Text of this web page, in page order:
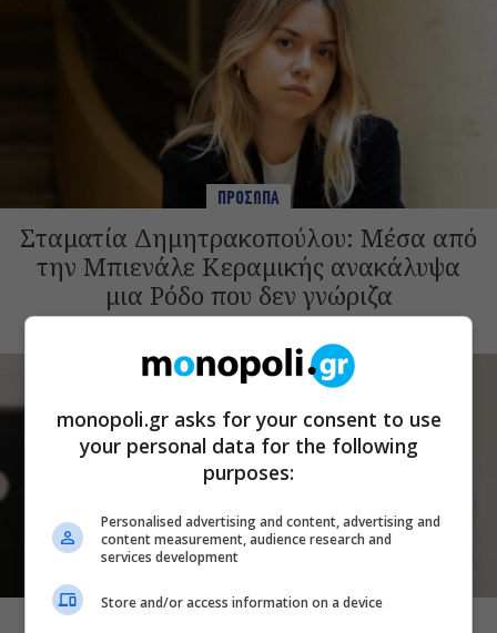
ΠΡΟΣΩΠΑ
Σταματία Δημητρακοπούλου: Μέσα από
την Μπιενάλε Κεραμικής ανακάλυψα
μια Ρόδο που δεν γνώριζα
monopoli.gr asks for your consent to use
your personal data for the following
purposes:
Personalised advertising and content, advertising and
content measurement, audience research and
services development
Store and/or access information on a device